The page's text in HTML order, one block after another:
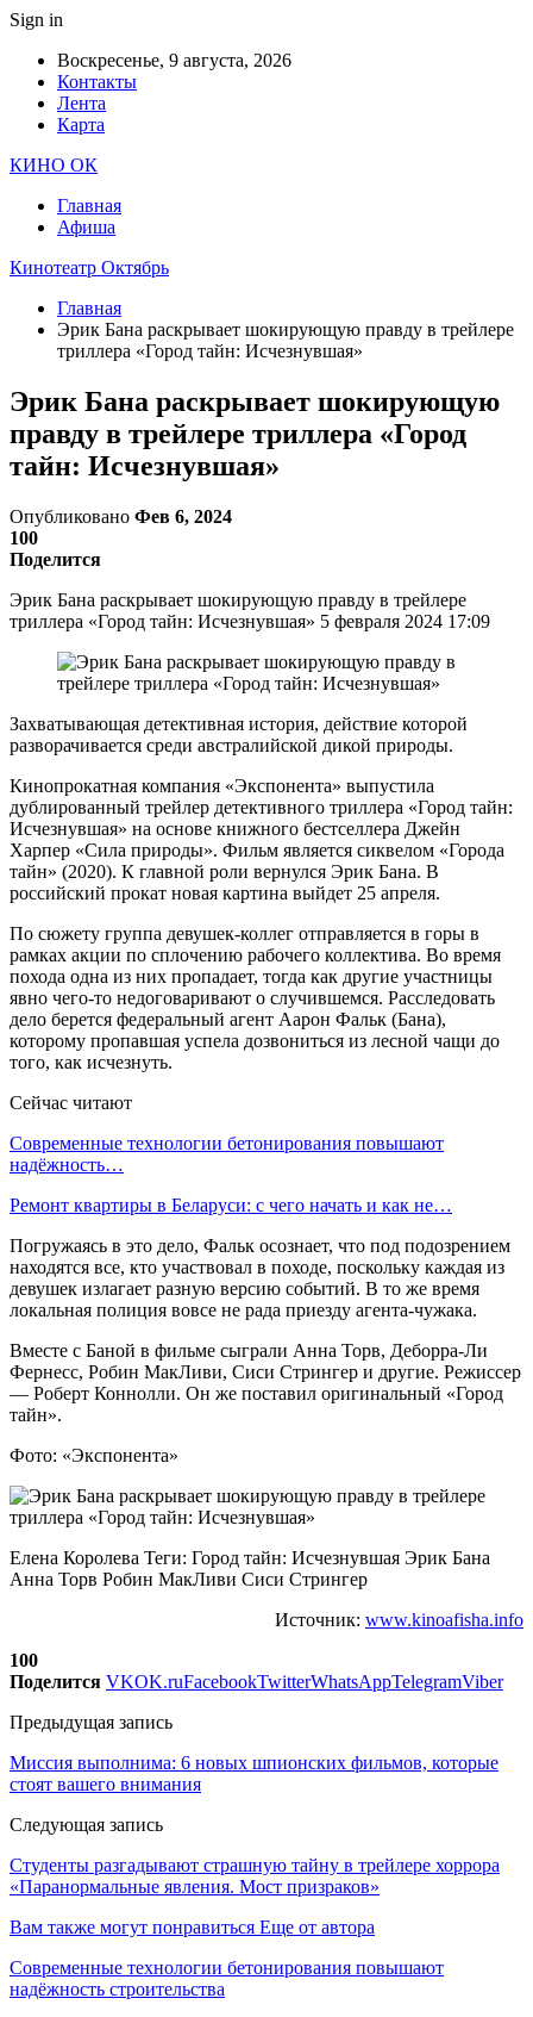
Sign in
Воскресенье, 9 августа, 2026
Контакты
Лента
Карта
КИНО ОК
Главная
Афиша
Кинотеатр Октябрь
Главная
Эрик Бана раскрывает шокирующую правду в трейлере
триллера «Город тайн: Исчезнувшая»
Эрик Бана раскрывает шокирующую
правду в трейлере триллера «Город
тайн: Исчезнувшая»
Опубликовано Фев 6, 2024
100
Поделится
Эрик Бана раскрывает шокирующую правду в трейлере
триллера «Город тайн: Исчезнувшая» 5 февраля 2024 17:09
Захватывающая детективная история, действие которой
разворачивается среди австралийской дикой природы.
Кинопрокатная компания «Экспонента» выпустила
дублированный трейлер детективного триллера «Город тайн:
Исчезнувшая» на основе книжного бестселлера Джейн
Харпер «Сила природы». Фильм является сиквелом «Города
тайн» (2020). К главной роли вернулся Эрик Бана. В
российский прокат новая картина выйдет 25 апреля.
По сюжету группа девушек-коллег отправляется в горы в
рамках акции по сплочению рабочего коллектива. Во время
похода одна из них пропадает, тогда как другие участницы
явно чего-то недоговаривают о случившемся. Расследовать
дело берется федеральный агент Аарон Фальк (Бана),
которому пропавшая успела дозвониться из лесной чащи до
того, как исчезнуть.
Сейчас читают
Современные технологии бетонирования повышают
надёжность…
Ремонт квартиры в Беларуси: с чего начать и как не…
Погружаясь в это дело, Фальк осознает, что под подозрением
находятся все, кто участвовал в походе, поскольку каждая из
девушек излагает разную версию событий. В то же время
локальная полиция вовсе не рада приезду агента-чужака.
Вместе с Баной в фильме сыграли Анна Торв, Деборра-Ли
Фернесс, Робин МакЛиви, Сиси Стрингер и другие. Режиссер
— Роберт Коннолли. Он же поставил оригинальный «Город
тайн».
Фото: «Экспонента»
Елена Королева Теги: Город тайн: Исчезнувшая Эрик Бана
Анна Торв Робин МакЛиви Сиси Стрингер
Источник: www.kinoafisha.info
100
Поделится VKOK.ruFacebookTwitterWhatsAppTelegramViber
Предыдущая запись
Миссия выполнима: 6 новых шпионских фильмов, которые
стоят вашего внимания
Следующая запись
Студенты разгадывают страшную тайну в трейлере хоррора
«Паранормальные явления. Мост призраков»
Вам также могут понравиться Еще от автора
Современные технологии бетонирования повышают
надёжность строительства